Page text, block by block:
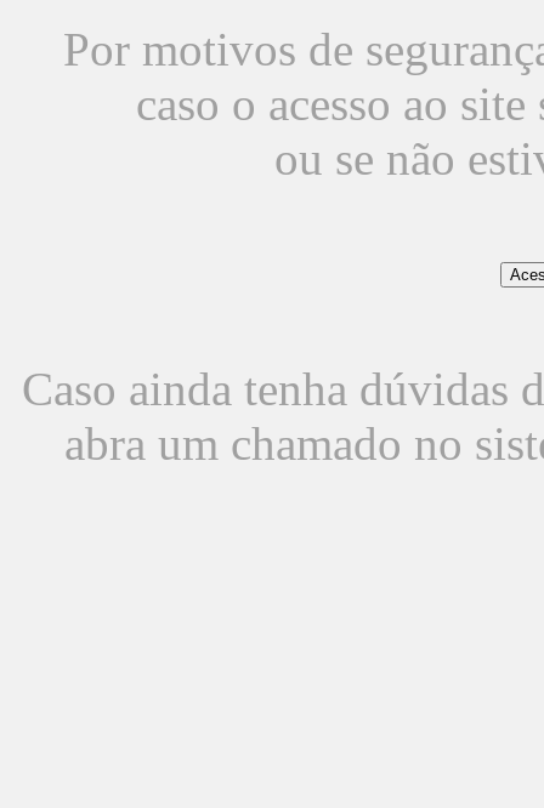
Por motivos de
caso o acesso ao
ou se não
Caso ainda tenha dúvidas
abra um chamado no